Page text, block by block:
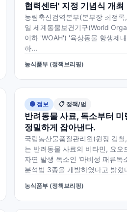
협력센터' 지정 기념식 개최
농림축산검역본부(본부장 최정
일 세계동물보건기구(World
이하 'WOAH') '육상동물 항생제
하...
농식품부 (정책브리핑)
🟢 정보 📋 정책/법
반려동물 사료, 독소부터
정밀하게 잡아낸다.
국립농산물품질관리원(원장 김
는 반려동물 사료의 비타민, 요오
자연 발생 독소인 '마비성 패류독
분석법 3종을 개발하였다고 밝혔
농식품부 (정책브리핑)